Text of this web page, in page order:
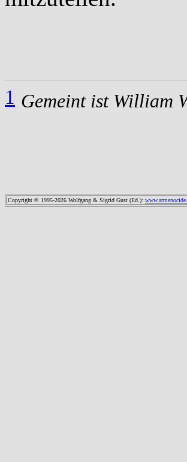
1 Gemeint ist William
Copyright © 1995-2026 Wolfgang & Sigrid Gust (Ed.):